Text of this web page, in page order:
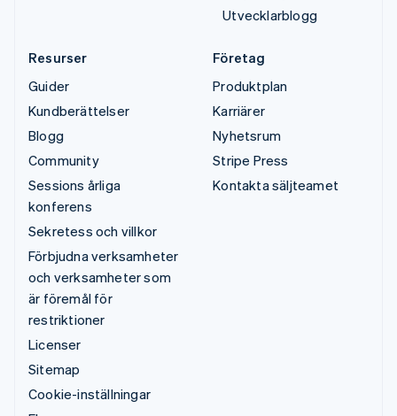
Utvecklarblogg
Resurser
Guider
Kundberättelser
Blogg
Community
Sessions årliga
konferens
Sekretess och villkor
Förbjudna verksamheter
och verksamheter som
är föremål för
restriktioner
Licenser
Sitemap
Cookie-inställningar
Företag
Produktplan
Karriärer
Nyhetsrum
Stripe Press
Kontakta säljteamet